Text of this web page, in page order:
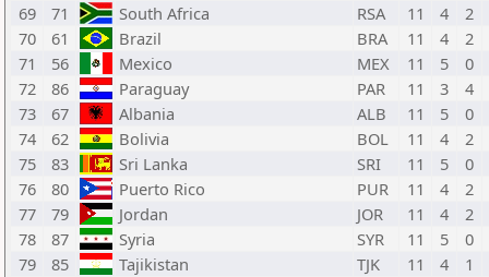
69
71 South Africa RSA 11 4
2
70
61 Brazil BRA 11 4
2
71
56 Mexico MEX 11 5
0
72
86 Paraguay PAR 11 3
4
73
67 Albania ALB 11 5
0
74
62 Bolivia BOL 11 4
2
75
83 Sri Lanka SRI 11 5
0
76
80 Puerto Rico PUR 11 4
2
77
79 Jordan JOR 11 4
2
78
87 Syria SYR 11 5
0
79
85 Tajikistan TJK 11 4
1